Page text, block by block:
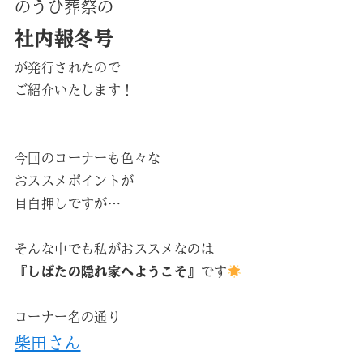
のうひ葬祭の
社内報冬号
が発行されたので
ご紹介いたします！
今回のコーナーも色々な
おススメポイントが
目白押しですが…
そんな中でも私がおススメなのは
『しばたの隠れ家へようこそ』 です
コーナー名の通り
柴田さん